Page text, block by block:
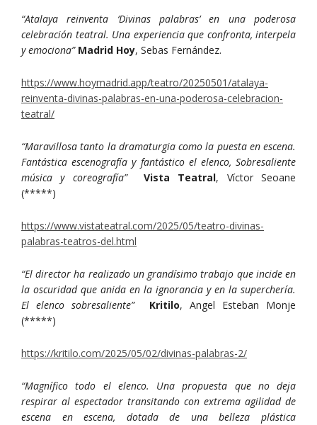
“Atalaya reinventa ‘Divinas palabras’ en una poderosa
celebración teatral. Una experiencia que confronta, interpela
y emociona” Madrid Hoy, Sebas Fernández.
https://www.hoymadrid.app/teatro/20250501/atalaya-
reinventa-divinas-palabras-en-una-poderosa-celebracion-
teatral/
“Maravillosa tanto la dramaturgia como la puesta en escena.
Fantástica escenografía y fantástico el elenco, Sobresaliente
música y coreografía”
Vista Teatral, Víctor Seoane
(*****)
https://www.vistateatral.com/2025/05/teatro-divinas-
palabras-teatros-del.html
“El director ha realizado un grandísimo trabajo que incide en
la oscuridad que anida en la ignorancia y en la superchería.
El elenco sobresaliente”
Kritilo, Angel Esteban Monje
(*****)
https://kritilo.com/2025/05/02/divinas-palabras-2/
“Magnífico todo el elenco. Una propuesta que no deja
respirar al espectador transitando con extrema agilidad de
escena en escena, dotada de una belleza plástica